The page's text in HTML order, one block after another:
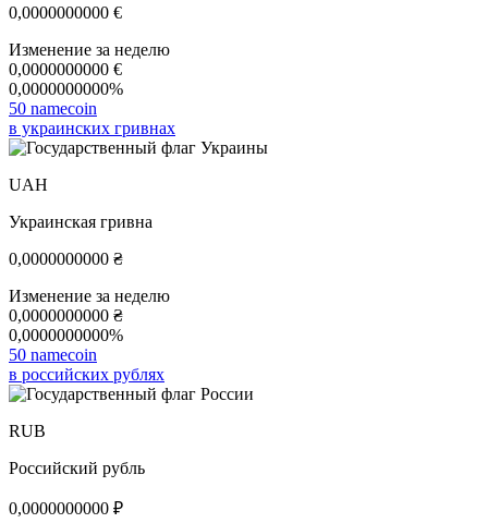
0,0000000000 €
Изменение за неделю
0,0000000000 €
0,0000000000%
50 namecoin
в украинских гривнах
UAH
Украинская гривна
0,0000000000 ₴
Изменение за неделю
0,0000000000 ₴
0,0000000000%
50 namecoin
в российских рублях
RUB
Российский рубль
0,0000000000 ₽